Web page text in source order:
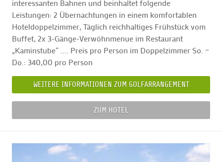
interessanten Bahnen und beinhaltet folgende
Leistungen: 2 Übernachtungen in einem komfortablen
Hoteldoppelzimmer, Täglich reichhaltiges Frühstück vom
Buffet, 2x 3-Gänge-Verwöhnmenue im Restaurant
„Kaminstube“ .... Preis pro Person im Doppelzimmer So. –
Do.: 340,00 pro Person
WEITERE INFORMATIONEN ZUM GOLFARRANGEMENT
ZUM HOTEL